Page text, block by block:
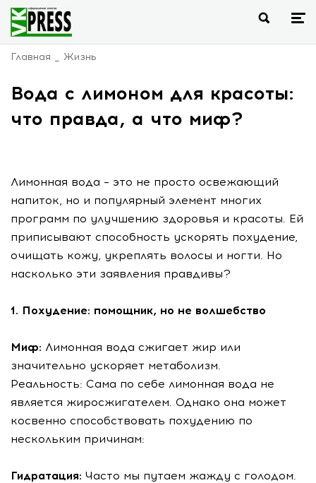
Главная Жизнь
Вода с лимоном для красоты:
что правда, а что миф?
Лимонная вода – это не просто освежающий
напиток, но и популярный элемент многих
программ по улучшению здоровья и красоты. Ей
приписывают способность ускорять похудение,
очищать кожу, укреплять волосы и ногти. Но
насколько эти заявления правдивы?
1. Похудение: помощник, но не волшебство
Миф: Лимонная вода сжигает жир или
значительно ускоряет метаболизм.
Реальность: Сама по себе лимонная вода не
является жиросжигателем. Однако она может
косвенно способствовать похудению по
нескольким причинам:
Гидратация: Часто мы путаем жажду с голодом.